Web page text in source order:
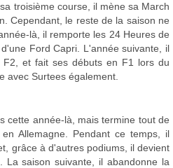
troisième course, il mène sa March
Cependant, le reste de la saison ne
là, il remporte les 24 Heures de
Ford Capri. L'année suivante, il
et fait ses débuts en F1 lors du
avec Surtees également.
cette année-là, mais termine tout de
Allemagne. Pendant ce temps, il
grâce à d'autres podiums, il devient
La saison suivante, il abandonne la